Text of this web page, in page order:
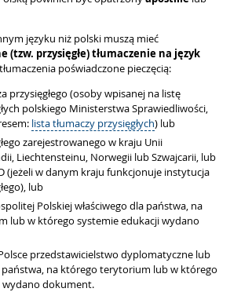
języku niż polski muszą mieć
(tzw. przysięgłe) tłumaczenie na język
poświadczone pieczęcią:
przysięgłego (osoby wpisanej na listę
polskiego Ministerstwa Sprawiedliwości,
lista tłumaczy przysięgłych) lub
zarejestrowanego w kraju Unii
Liechtensteinu, Norwegii lub Szwajcarii, lub
(jeżeli w danym kraju funkcjonuje instytucja
lub
Polskiej właściwego dla państwa, na
lub w którego systemie edukacji wydano
przedstawicielstwo dyplomatyczne lub
na którego terytorium lub w którego
wydano dokument.